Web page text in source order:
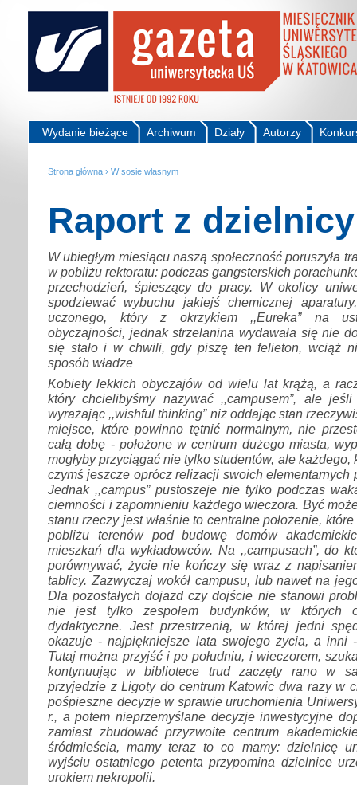
Autorzy
Działy
Archiwum
Wydanie bieżące
Strona główna › W sosie własnym
Raport z
W ubiegłym miesiącu naszą społeczność poruszyła
w pobliżu rektoratu: podczas gangsterskich
przechodzień, śpieszący do pracy. W okolicy
spodziewać wybuchu jakiejś chemicznej
uczonego, który z okrzykiem ,,Eureka” na
obyczajności, jednak strzelanina wydawała się nie
się stało i w chwili, gdy piszę ten felieton, wciąż
sposób władze
Kobiety lekkich obyczajów od wielu lat krążą, a
który chcielibyśmy nazywać ,,campusem”, ale
wyrażając ,,wishful thinking” niż oddając stan
miejsce, które powinno tętnić normalnym, nie
całą dobę - położone w centrum dużego miasta,
mogłyby przyciągać nie tylko studentów, ale
czymś jeszcze oprócz relizacji swoich elementarnych
Jednak ,,campus” pustoszeje nie tylko podczas
ciemności i zapomnieniu każdego wieczora. Być
stanu rzeczy jest właśnie to centralne położenie,
pobliżu terenów pod budowę domów
mieszkań dla wykładowców. Na ,,campusach”, do
porównywać, życie nie kończy się wraz z
tablicy. Zazwyczaj wokół campusu, lub nawet na
Dla pozostałych dojazd czy dojście nie stanowi
nie jest tylko zespołem budynków, w których
dydaktyczne. Jest przestrzenią, w której jedni
okazuje - najpiękniejsze lata swojego życia, a inni
Tutaj można przyjść i po południu, i wieczorem,
kontynuując w bibliotece trud zaczęty rano w
przyjedzie z Ligoty do centrum Katowic dwa razy w
pośpieszne decyzje w sprawie uruchomienia
r., a potem nieprzemyślane decyzje inwestycyjne
zamiast zbudować przyzwoite centrum
śródmieścia, mamy teraz to co mamy: dzielnicę
wyjściu ostatniego petenta przypomina dzielnice
urokiem nekropolii.